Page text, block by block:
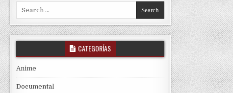
Search for:
CATEGORÍAS
Anime
Documental